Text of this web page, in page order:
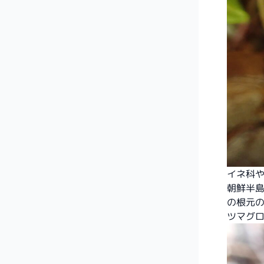
イネ科
朝鮮半
の根元
ツマグ